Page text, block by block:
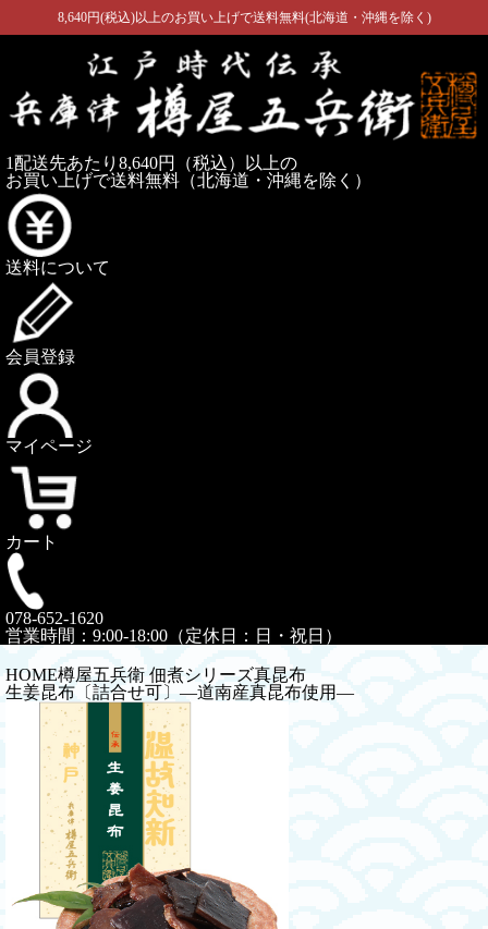
8,640円(税込)以上のお買い上げで送料無料(北海道・沖縄を除く)
1配送先あたり8,640円（税込）以上の
お買い上げで送料無料 （北海道・沖縄を除く）
送料について
会員登録
マイページ
カート
078-652-1620
営業時間：9:00-18:00（定休日：日・祝日）
HOME樽屋五兵衛 佃煮シリーズ真昆布
生姜昆布〔詰合せ可〕―道南産真昆布使用―